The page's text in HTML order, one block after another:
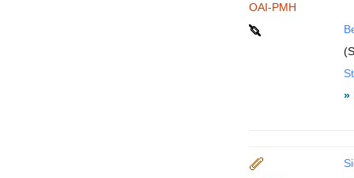
OAI-PMH
»